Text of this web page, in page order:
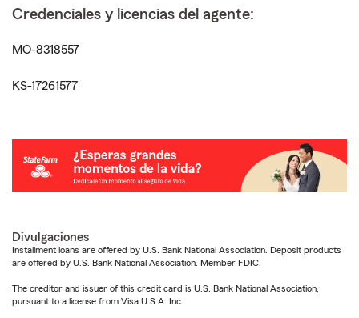
Credenciales y licencias del agente:
MO-8318557
KS-17261577
Divulgaciones
Installment loans are offered by U.S. Bank National Association. Deposit products
are offered by U.S. Bank National Association. Member FDIC.
The creditor and issuer of this credit card is U.S. Bank National Association,
pursuant to a license from Visa U.S.A. Inc.